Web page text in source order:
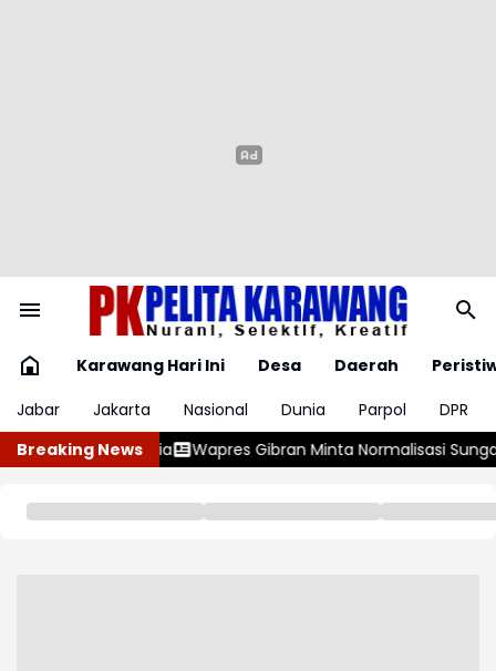
Karawang Hari Ini Desa Daerah
Jabar
Jakarta Nasional Dunia Parpol
DPR
Breaking News
Sungai Dipercepat di Tengah Pemulihan Pascabencana